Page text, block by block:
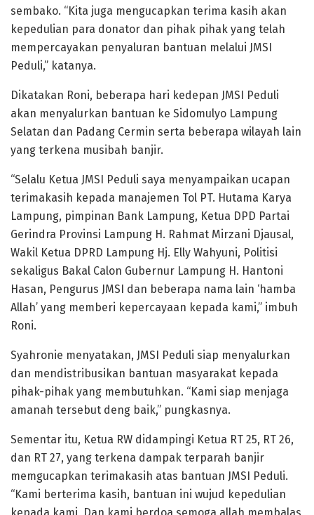
sembako. “Kita juga mengucapkan terima kasih akan
kepedulian para donator dan pihak pihak yang telah
mempercayakan penyaluran bantuan melalui JMSI
Peduli,” katanya.
Dikatakan Roni, beberapa hari kedepan JMSI Peduli
akan menyalurkan bantuan ke Sidomulyo Lampung
Selatan dan Padang Cermin serta beberapa wilayah lain
yang terkena musibah banjir.
“Selalu Ketua JMSI Peduli saya menyampaikan ucapan
terimakasih kepada manajemen Tol PT. Hutama Karya
Lampung, pimpinan Bank Lampung, Ketua DPD Partai
Gerindra Provinsi Lampung H. Rahmat Mirzani Djausal,
Wakil Ketua DPRD Lampung Hj. Elly Wahyuni, Politisi
sekaligus Bakal Calon Gubernur Lampung H. Hantoni
Hasan, Pengurus JMSI dan beberapa nama lain ‘hamba
Allah’ yang memberi kepercayaan kepada kami,” imbuh
Roni.
Syahronie menyatakan, JMSI Peduli siap menyalurkan
dan mendistribusikan bantuan masyarakat kepada
pihak-pihak yang membutuhkan. “Kami siap menjaga
amanah tersebut deng baik,” pungkasnya.
Sementar itu, Ketua RW didampingi Ketua RT 25, RT 26,
dan RT 27, yang terkena dampak terparah banjir
memgucapkan terimakasih atas bantuan JMSI Peduli.
“Kami berterima kasih, bantuan ini wujud kepedulian